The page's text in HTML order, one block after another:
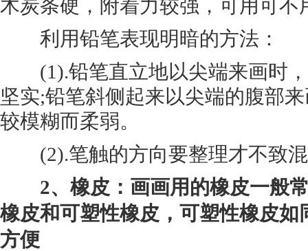
木炭条硬，附着力较强，可用可不
利用铅笔表现明暗的方法：
(1).铅笔直立地以尖端来画时，
坚实;铅笔斜侧起来以尖端的腹部
较模糊而柔弱。
(2).笔触的方向要整理才不致
2、橡皮：画画用的橡皮一般常
橡皮和可塑性橡皮，可塑性橡皮如
方便